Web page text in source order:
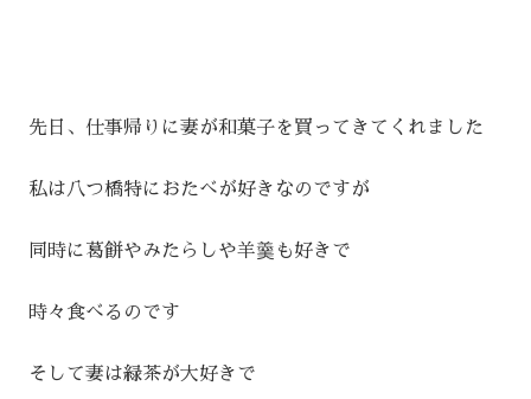
先日、仕事帰りに妻が和菓子を買ってきてくれました
私は八つ橋特におたべが好きなのですが
同時に葛餅やみたらしや羊羹も好きで
時々食べるのです
そして妻は緑茶が大好きで